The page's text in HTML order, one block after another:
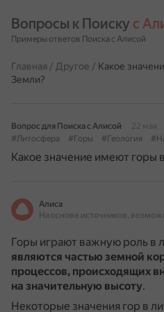
Вопросы к Поиску с
Примеры ответов Поиска с Алисой
Главная / Другое / Какое
Земли?
Вопрос для Поиска с Алисой
22 мая
#Литосфера
#Горы #Геология
Какое значение имеют горы
Алиса
Горы играют важную роль в
являются частью земной
процессов, происходящих
на значительную высоту.
Некоторые значения гор в